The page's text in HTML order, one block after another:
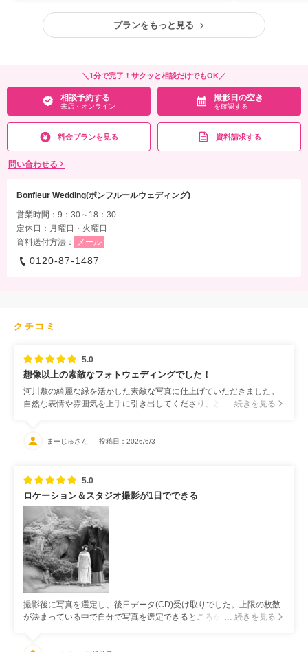
プランをもっと見る
＼1分で完了！サクッと相談だけでもOK／
相談予約する
来店・オンライン
撮影日の空き
を確認する
料金プランを見る 資料請求する
問い合わせる
Bonfleur Wedding(ボンフルールウェディング)
営業時間：9：30～18：30
定休日：月曜日・火曜日
資料送付方法：
メール
0120-87-1487
クチコミ
5.0
想像以上の素敵なフォトウェディングでした！
河川敷の綺麗な緑を活かした素敵な写真に仕上げていただきました。
自然な表情や雰囲気を上手に引き出してくださり、どの写真もお気に
… 続きを見る
まーじゅさん 投稿日：2026/6/3
5.0
ロケーション＆スタジオ撮影が1日でできる
撮影後に写真を選定し、後日データ(CD)受け取りでした。上限の枚数
が決まっている中で自分で写真を選定できるところがとても魅力的で
… 続きを見る